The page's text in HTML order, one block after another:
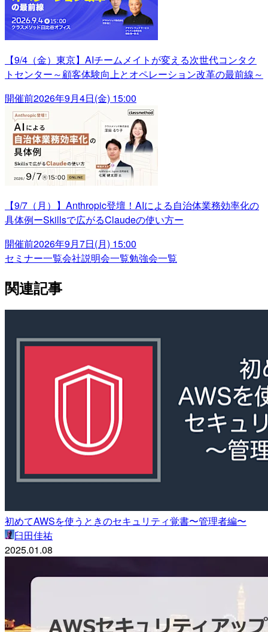
【9/4（金）東京】AIチームメイトが変える次世代コンタク
トセンター～顧客体験向上とオペレーション改革の最前線～
開催前2026年9月4日(金) 15:00
【9/7（月）】Anthropic登壇！AIによる自治体業務効率化の
具体例ーSkillsで広がるClaudeの使い方ー
開催前2026年9月7日(月) 15:00
セミナー一覧会社説明会一覧勉強会一覧
関連記事
初めてAWSを使うときのセキュリティ覚書〜管理者編〜
臼田佳祐
2025.01.08